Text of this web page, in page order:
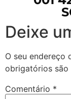
Deixe
O seu endereço
obrigatórios são
Comentário *